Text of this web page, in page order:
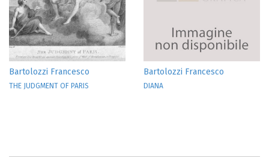
Bartolozzi Francesco
THE JUDGMENT OF PARIS
Bartolozzi Francesco
DIANA